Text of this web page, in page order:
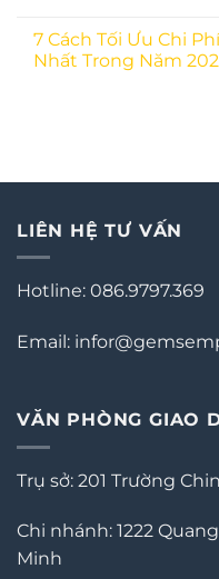
7 Cách Tối Ưu Chi
Nhất Trong Năm
LIÊN HỆ TƯ VẤN
Hotline: 086.9797.369
Email:
VĂN PHÒNG GIAO
Trụ sở: 201 Trường
Chi nhánh: 1222
Minh